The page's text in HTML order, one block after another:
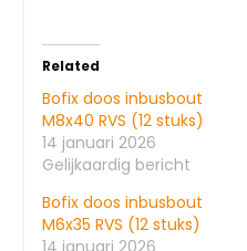
Related
Bofix doos inbusbout
M8x40 RVS (12 stuks)
14 januari 2026
Gelijkaardig bericht
Bofix doos inbusbout
M6x35 RVS (12 stuks)
14 januari 2026